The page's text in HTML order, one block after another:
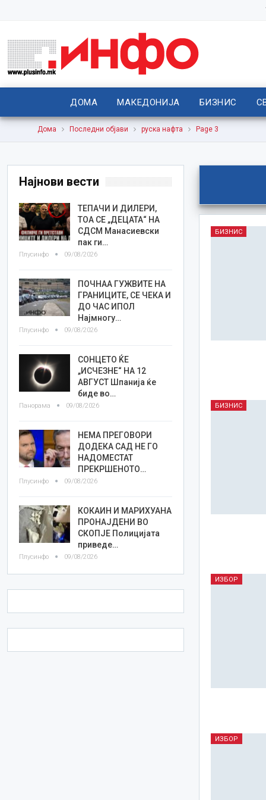
ДОМА МАКЕДОНИЈА БИЗНИС
Дома Последни објави руска нафта Page 3
БИЗНИС
БИЗНИС
ИЗБОР
ИЗБОР
Најнови вести
TEПАЧИ И ДИЛЕРИ,
ТОА СЕ „ДЕЦАТА“ НА
СДСМ Манасиевски
пак ги…
Плусинфо 09/08/2026
ПОЧНАА ГУЖВИТЕ НА
ГРАНИЦИТЕ, СЕ ЧЕКА И
ДО ЧАС ИПОЛ
Најмногу…
Плусинфо 09/08/2026
СОНЦЕТО ЌЕ
„ИСЧЕЗНЕ“ НА 12
АВГУСТ Шпанија ќе
биде во…
Панорама 09/08/2026
НЕМА ПРЕГОВОРИ
ДОДЕКА САД НЕ ГО
НАДОМЕСТАТ
ПРЕКРШЕНОТО…
Плусинфо 09/08/2026
КОКАИН И МАРИХУАНА
ПРОНАЈДЕНИ ВО
СКОПЈЕ Полицијата
приведе…
Плусинфо 09/08/2026